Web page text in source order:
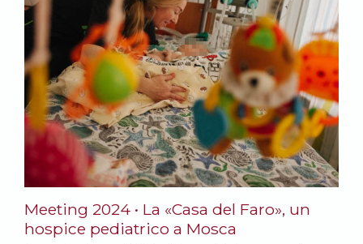
Meeting 2024 • La «Casa del Faro», un
hospice pediatrico a Mosca